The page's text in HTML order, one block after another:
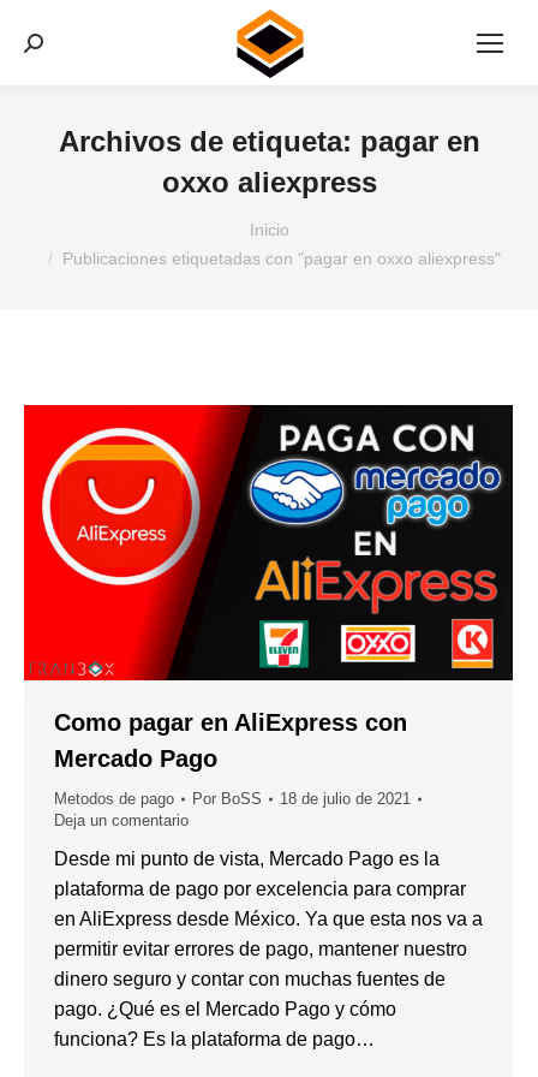
Buscar:
Archivos de etiqueta: pagar en
oxxo aliexpress
Inicio
Publicaciones etiquetadas con "pagar en oxxo aliexpress"
Como pagar en AliExpress con
Mercado Pago
Metodos de pago Por BoSS
18 de julio de 2021
Deja un comentario
Desde mi punto de vista, Mercado Pago es la
plataforma de pago por excelencia para comprar
en AliExpress desde México. Ya que esta nos va a
permitir evitar errores de pago, mantener nuestro
dinero seguro y contar con muchas fuentes de
pago. ¿Qué es el Mercado Pago y cómo
funciona? Es la plataforma de pago…